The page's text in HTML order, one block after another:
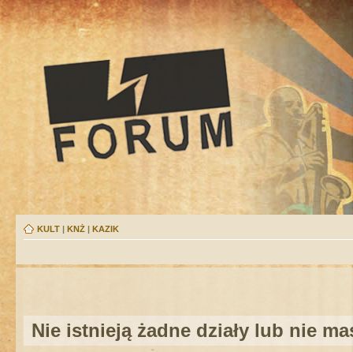
KULT | KNŻ | KAZIK
Nie istnieją żadne działy lub nie